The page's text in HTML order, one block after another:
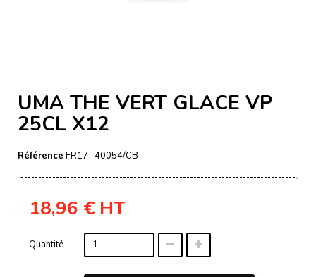
UMA THE VERT GLACE VP
25CL X12
Référence FR17- 40054/CB
18,96 € HT
Quantité